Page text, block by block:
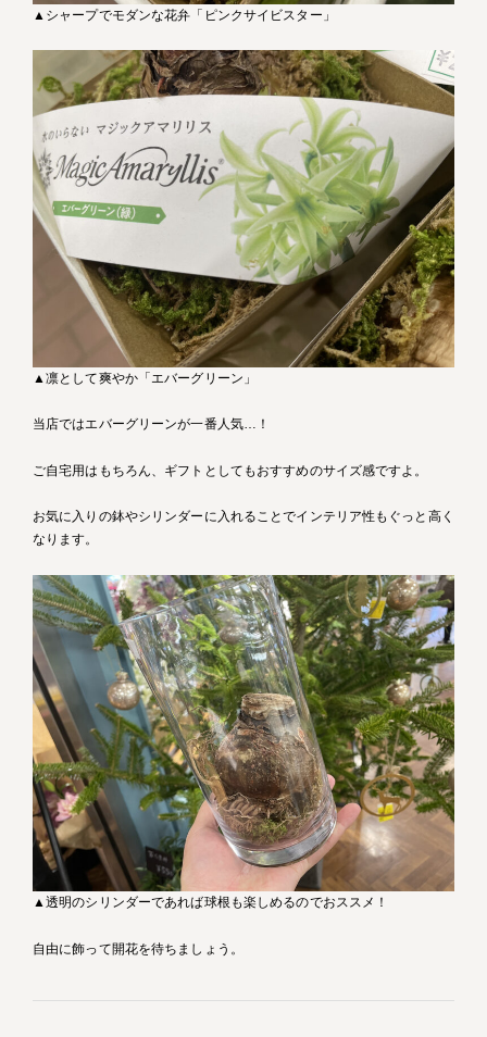
▲シャープでモダンな花弁「ピンクサイビスター」
▲凛として爽やか「エバーグリーン」
当店ではエバーグリーンが一番人気…！
ご自宅用はもちろん、ギフトとしてもおすすめのサイズ感ですよ。
お気に入りの鉢やシリンダーに入れることでインテリア性もぐっと高く
なります。
▲透明のシリンダーであれば球根も楽しめるのでおススメ！
自由に飾って開花を待ちましょう。